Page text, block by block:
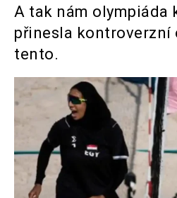
A tak nám olympiáda
přinesla kontroverzní
tento.